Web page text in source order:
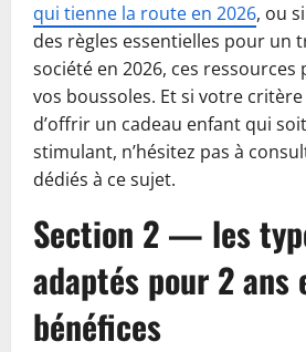
qui tienne la route en 2026, ou
des règles essentielles pour un
société en 2026, ces
vos boussoles. Et si votre
d’offrir un cadeau enfant qui
stimulant, n’hésitez pas à
dédiés à ce sujet.
Section 2 — les
adaptés pour 2 ans
bénéfices